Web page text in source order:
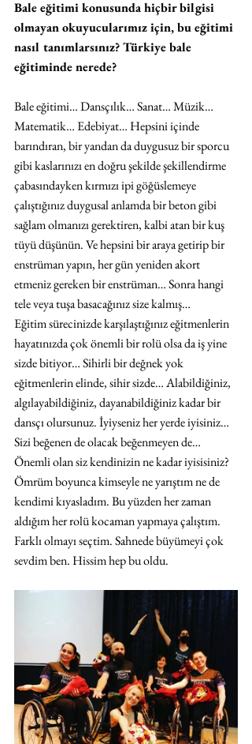
Bale eğitimi konusunda hiçbir bilgisi
olmayan okuyucularımız için, bu eğitimi
nasıl tanımlarsınız? Türkiye bale
eğitiminde nerede?
Bale eğitimi… Dansçılık… Sanat… Müzik…
Matematik… Edebiyat… Hepsini içinde
barındıran, bir yandan da duygusuz bir sporcu
gibi kaslarınızı en doğru şekilde şekillendirme
çabasındayken kırmızı ipi göğüslemeye
çalıştığınız duygusal anlamda bir beton gibi
sağlam olmanızı gerektiren, kalbi atan bir kuş
tüyü düşünün. Ve hepsini bir araya getirip bir
enstrüman yapın, her gün yeniden akort
etmeniz gereken bir enstrüman… Sonra hangi
tele veya tuşa basacağınız size kalmış…
Eğitim sürecinizde karşılaştığınız eğitmenlerin
hayatınızda çok önemli bir rolü olsa da iş yine
sizde bitiyor… Sihirli bir değnek yok
eğitmenlerin elinde, sihir sizde… Alabildiğiniz,
algılayabildiğiniz, dayanabildiğiniz kadar bir
dansçı olursunuz. İyiyseniz her yerde iyisiniz…
Sizi beğenen de olacak beğenmeyen de…
Önemli olan siz kendinizin ne kadar iyisisiniz?
Ömrüm boyunca kimseyle ne yarıştım ne de
kendimi kıyasladım. Bu yüzden her zaman
aldığım her rolü kocaman yapmaya çalıştım.
Farklı olmayı seçtim. Sahnede büyümeyi çok
sevdim ben. Hissim hep bu oldu.